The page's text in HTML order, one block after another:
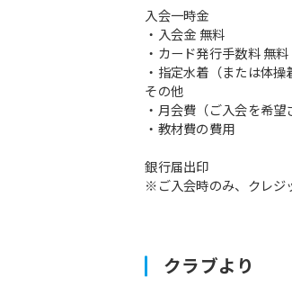
入会一時金
・入会金 無料
・カード発行手数料 無料
・指定水着（または体
その他
・月会費（ご入会を希望
・教材費の費用
銀行届出印
※ご入会時のみ、クレジ
クラブより